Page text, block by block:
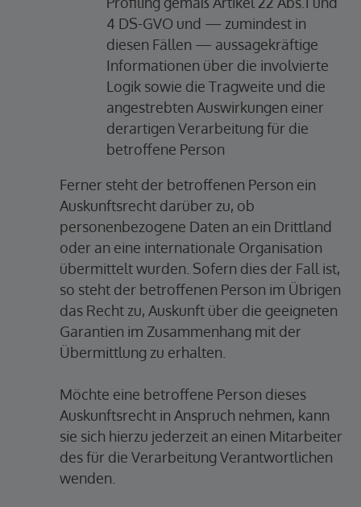
4 DS-GVO und — zumindest in
diesen Fällen — aussagekräftige
Informationen über die involvierte
Logik sowie die Tragweite und die
angestrebten Auswirkungen einer
derartigen Verarbeitung für die
betroffene Person
Ferner steht der betroffenen Person ein
Auskunftsrecht darüber zu, ob
personenbezogene Daten an ein Drittland
oder an eine internationale Organisation
übermittelt wurden. Sofern dies der Fall ist,
so steht der betroffenen Person im Übrigen
das Recht zu, Auskunft über die geeigneten
Garantien im Zusammenhang mit der
Übermittlung zu erhalten.
Möchte eine betroffene Person dieses
Auskunftsrecht in Anspruch nehmen, kann
sie sich hierzu jederzeit an einen Mitarbeiter
des für die Verarbeitung Verantwortlichen
wenden.